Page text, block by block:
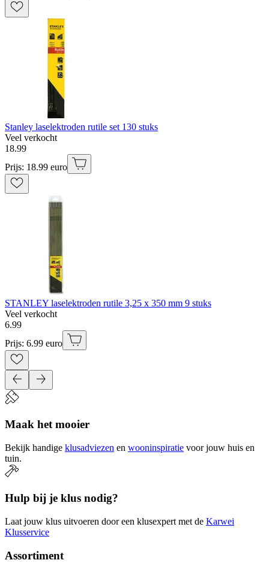
Stanley laselektroden rutile set 130 stuks
Veel verkocht
18.99
Prijs: 18.99 euro
STANLEY laselektroden rutile 3,25 x 350 mm 9 stuks
Veel verkocht
6.99
Prijs: 6.99 euro
Maak het mooier
Bekijk handige klusadviezen en wooninspiratie voor jouw huis en
tuin.
Hulp bij je klus nodig?
Laat jouw klus uitvoeren door een klusexpert met de Karwei
Klusservice
Assortiment